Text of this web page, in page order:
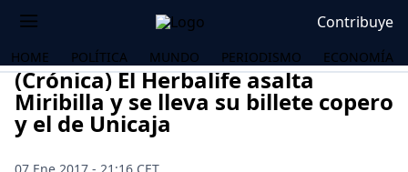
Contribuye
HOME POLÍTICA MUNDO PERIODISMO ECONOMÍA
(Crónica) El Herbalife asalta
Miribilla y se lleva su billete copero
y el de Unicaja